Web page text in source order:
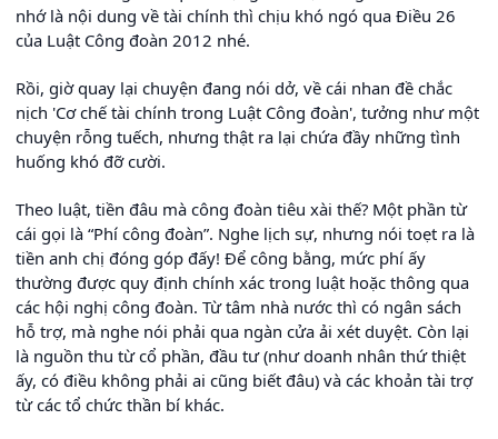
nhớ là nội dung về tài chính thì chịu khó ngó qua Điều 26
của Luật Công đoàn 2012 nhé.
Rồi, giờ quay lại chuyện đang nói dở, về cái nhan đề chắc
nịch 'Cơ chế tài chính trong Luật Công đoàn', tưởng như một
chuyện rỗng tuếch, nhưng thật ra lại chứa đầy những tình
huống khó đỡ cười.
Theo luật, tiền đâu mà công đoàn tiêu xài thế? Một phần từ
cái gọi là “Phí công đoàn”. Nghe lịch sự, nhưng nói toẹt ra là
tiền anh chị đóng góp đấy! Để công bằng, mức phí ấy
thường được quy định chính xác trong luật hoặc thông qua
các hội nghị công đoàn. Từ tâm nhà nước thì có ngân sách
hỗ trợ, mà nghe nói phải qua ngàn cửa ải xét duyệt. Còn lại
là nguồn thu từ cổ phần, đầu tư (như doanh nhân thứ thiệt
ấy, có điều không phải ai cũng biết đâu) và các khoản tài trợ
từ các tổ chức thần bí khác.